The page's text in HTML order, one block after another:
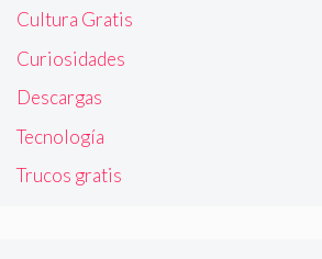
Cultura Gratis
Curiosidades
Descargas
Tecnología
Trucos gratis